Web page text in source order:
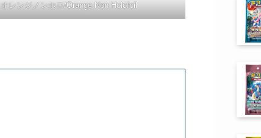
オレンジノンホロ/Orange Non Holofoil